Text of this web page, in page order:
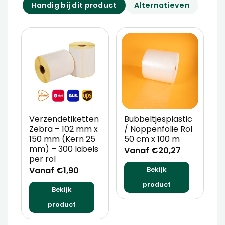
Handig bij dit product Alternatieven
Verzendetiketten
Zebra – 102 mm x
150 mm (Kern 25
mm) – 300 labels
per rol
Vanaf €1,90
Bekijk
product
Bubbeltjesplastic
/ Noppenfolie Rol
50 cm x 100 m
Vanaf €20,27
Bekijk
product